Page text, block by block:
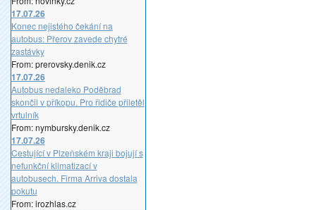
17.07.26
Konec nejistého čekání na
autobus: Přerov zavede chytré
zastávky
From: prerovsky.denik.cz
17.07.26
Autobus nedaleko Poděbrad
skončil v příkopu. Pro řidiče přiletěl
vrtulník
From: nymbursky.denik.cz
17.07.26
Cestující v Plzeňském kraji bojují s
nefunkční klimatizací v
autobusech. Firma Arriva dostala
pokutu
From: irozhlas.cz